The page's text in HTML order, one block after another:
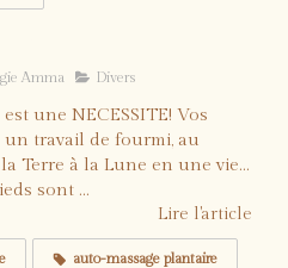
Amma Divers
une NECESSITE! Vos
travail de fourmi, au
Terre à la Lune en une vie...
sont ...
Lire l'article
auto-massage plantaire